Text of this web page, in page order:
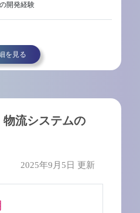
開発経験
を見る
物流システムの
2025年9月5日 更新